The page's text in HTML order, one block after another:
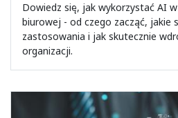
Dowiedz się, jak wykorzystać AI
biurowej - od czego zacząć, jakie
zastosowania i jak skutecznie
organizacji.